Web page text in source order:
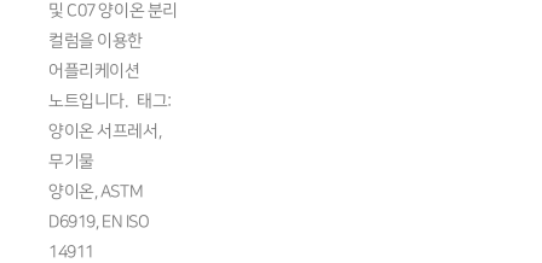
및 C07 양이온 분리
컬럼을 이용한
어플리케이션
노트입니다. 태그:
양이온 서프레서,
무기물
양이온, ASTM
D6919, EN ISO
14911